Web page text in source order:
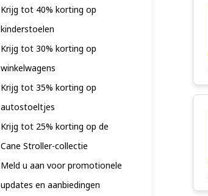
Krijg tot 40% korting op
kinderstoelen
Krijg tot 30% korting op
winkelwagens
Krijg tot 35% korting op
autostoeltjes
Krijg tot 25% korting op de
Cane Stroller-collectie
Meld u aan voor promotionele
updates en aanbiedingen